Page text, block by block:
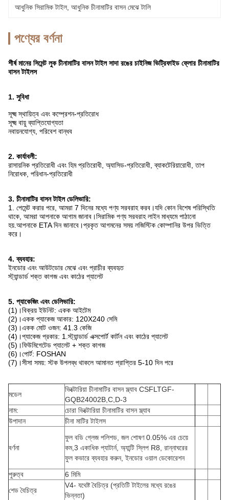
আধুনিক সিরামিক টাইল আধুনিক চীনামাটির বাসন মেঝে টালি
পণ্যের বর্ণনা
শীর্ষ মানের সিমেন্ট লুক চীনামাটির বাসন টাইল সাদা রঙের চাইনিজ ভিট্রিফাইড ফ্লোর চীনামাটির
বাসন টাইলস
1. সুবিধা
সূক্ষ্ম স্থায়িত্ব এবং কম্প্রেশন-প্রতিরোধ
সূক্ষ্ম বায়ু ব্যাপ্তিযোগ্যতা
নবায়নযোগ্য, পরিবেশ বান্ধব
2. কার্যাবলী:
রাসায়নিক প্রতিরোধী এবং হিম প্রতিরোধী, অ্যাসিড-প্রতিরোধী, ব্যাকটেরিয়ারোধী, তাপ
নিরোধক, পরিধান-প্রতিরোধী
3. চীনামাটির বাসন টাইল ডেলিভারি:
1. পেমেন্ট করার পরে, আমরা 7 দিনের মধ্যে পণ্য সরবরাহ করব।যদি কোন বিশেষ পরিস্থিতি
থাকে, আমরা আপনাকে আগাম জানাব।সিরামিক পণ্য সরবরাহ লাইন মাধ্যমে পাঠানো
হয়.আপনাকে ETA দিন জানাবে।প্রকৃত আগমনের সময় লজিস্টিক কোম্পানির উপর ভিত্তি
করে।
4. ব্যবহার:
ইনডোর এবং আউটডোর মেঝে এবং প্রাচীর ব্যবহৃত
স্ট্যান্ডার্ড শক্ত কাগজ এবং কাঠের প্যালেট
5. প্যাকেজিং এবং ডেলিভারি:
(1)।বিক্রয় ইউনিট: একক আইটেম
(2)।একক প্যাকেজ আকার: 120X240 সেমি
(3)।একক মোট ওজন: 41.3 কেজি
(4)।প্যাকেজ প্রকার: 1.স্ট্যান্ডার্ড এক্সপোর্ট কার্টন এবং কাঠের প্যালেট
(5)।ফিউমিগেটেড প্যালেট + শক্ত কাগজ
(6)।পোর্ট: FOSHAN
(7)।সীসা সময়: স্টক উপলব্ধ থাকলে আমানত প্রাপ্তির 5-10 দিন পরে
মডেল
ভিক্টোরিয়া চীনামাটির বাসন স্ল্যাব CSFLTGF-
GQB24002B,C,D-3
নাম:
চোরা ভিক্টোরিয়া চীনামাটির বাসন স্ল্যাব
উপাদান
চীনা মাটির টাইলস
বর্ণনা
ফুল বডি গ্লেজ পলিশড, জল শোষণ 0.05% এর চেয়ে
কম,3 একাধিক প্যাটার্ন, অ্যান্টি স্লিপ R8, রান্নাঘরের
ফুল কভারে ব্যবহার করুন, ইনডোর ওয়াল ডেকোরেশন
পুরুত্ব
6 মিমি
শেড বৈচিত্র
V4- যথেষ্ট বৈচিত্র (প্রতিটি টাইলের মধ্যে রঙের
ভিন্নতা)